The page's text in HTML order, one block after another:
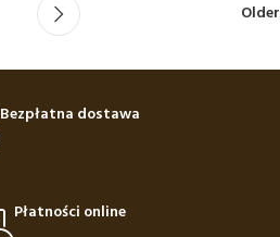
Older
Bezpłatna dostawa
Płatności online